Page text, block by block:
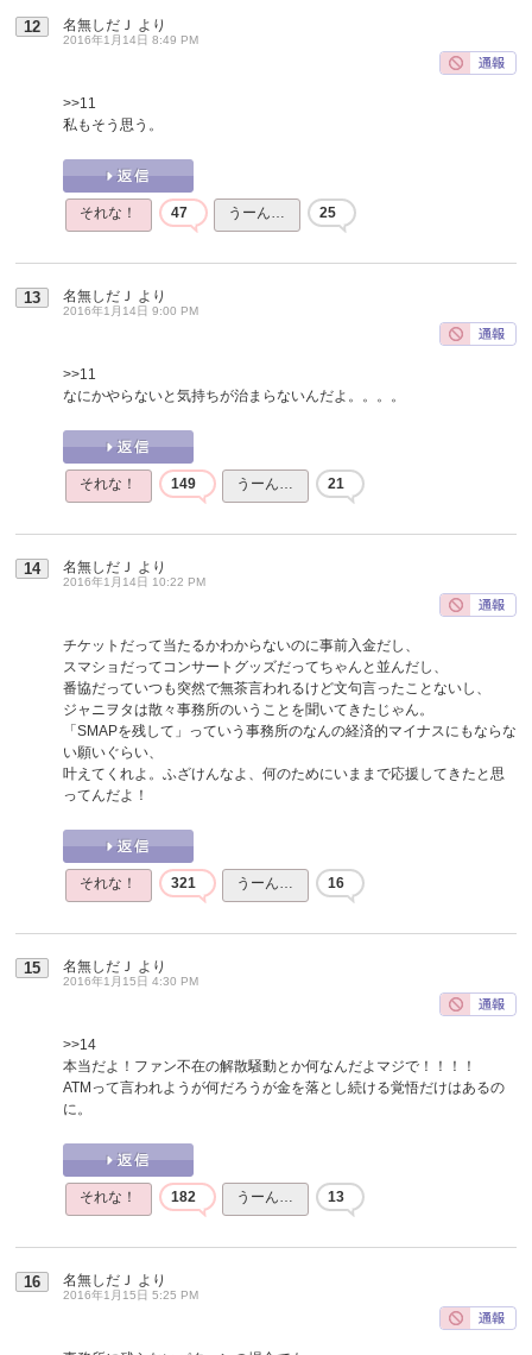
12 名無しだＪ より
2016年1月14日 8:49 PM
>>11
私もそう思う。
それな！ 47 うーん… 25
13 名無しだＪ より
2016年1月14日 9:00 PM
>>11
なにかやらないと気持ちが治まらないんだよ。。。。
それな！ 149 うーん… 21
14 名無しだＪ より
2016年1月14日 10:22 PM
チケットだって当たるかわからないのに事前入金だし、
スマショだってコンサートグッズだってちゃんと並んだし、
番協だっていつも突然で無茶言われるけど文句言ったことないし、
ジャニヲタは散々事務所のいうことを聞いてきたじゃん。
「SMAPを残して」っていう事務所のなんの経済的マイナスにもならな
い願いぐらい、
叶えてくれよ。ふざけんなよ、何のためにいままで応援してきたと思
ってんだよ！
それな！ 321 うーん… 16
15 名無しだＪ より
2016年1月15日 4:30 PM
>>14
本当だよ！ファン不在の解散騒動とか何なんだよマジで！！！！
ATMって言われようが何だろうが金を落とし続ける覚悟だけはあるの
に。
それな！ 182 うーん… 13
16 名無しだＪ より
2016年1月15日 5:25 PM